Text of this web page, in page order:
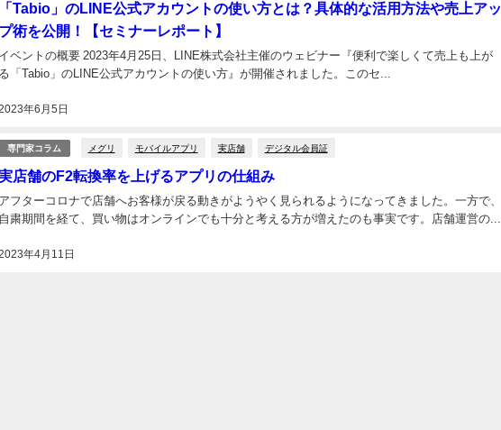
「Tabio」のLINE公式アカウントの使い方とは？具体的な活用方法や売上アッ
プ術を公開！【セミナーレポート】
年6月5日
イベントの概要 2023年4月25日、LINE株式会社主催のウェビナー『便利で楽しくて売上も上が
る「Tabio」のLINE公式アカウントの使い方』が開催されました。このセ...
専門家コラム メグリ モバイルアプリ 実店舗 デジタル会員証
店舗のF2転換率を上げるアプリの仕組み
年4月11日
アフターコロナで店舗へお客様が戻る動きがようやく見られるようになってきました。一方で、
自粛期間を経て、買い物はオンラインでも十分と考える方が増えたのも事実です。店舗運営の...